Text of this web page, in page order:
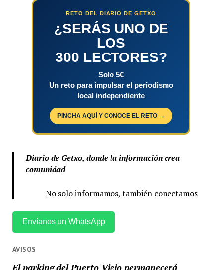
RETO DEL DIARIO DE GETXO
¿SERÁS UNO DE
LOS
300 LECTORES?
Solo 5€
Un reto para impulsar el periodismo
local independiente
PINCHA AQUÍ Y CONOCE EL RETO →
Diario de Getxo, donde la información crea
comunidad
No solo informamos, también conectamos
Envíanos un WhatsApp
AVISOS
El parking del Puerto Viejo permanecerá